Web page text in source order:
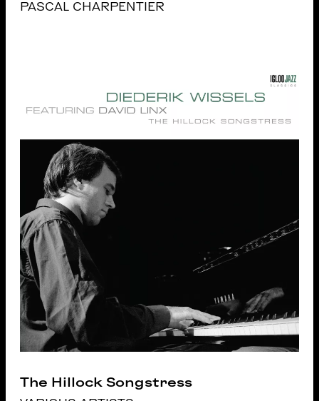
PASCAL CHARPENTIER
The Hillock Songstress